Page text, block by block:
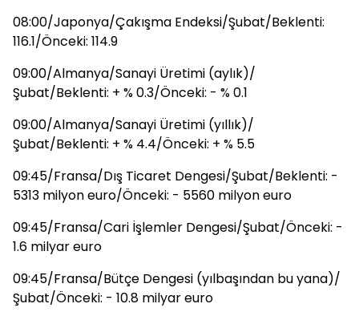
08:00/Japonya/Çakışma Endeksi/Şubat/Beklenti:
116.1/Önceki: 114.9
09:00/Almanya/Sanayi Üretimi (aylık)/
Şubat/Beklenti: + % 0.3/Önceki: - % 0.1
09:00/Almanya/Sanayi Üretimi (yıllık)/
Şubat/Beklenti: + % 4.4/Önceki: + % 5.5
09:45/Fransa/Dış Ticaret Dengesi/Şubat/Beklenti: -
5313 milyon euro/Önceki: - 5560 milyon euro
09:45/Fransa/Cari İşlemler Dengesi/Şubat/Önceki: -
1.6 milyar euro
09:45/Fransa/Bütçe Dengesi (yılbaşından bu yana)/
Şubat/Önceki: - 10.8 milyar euro